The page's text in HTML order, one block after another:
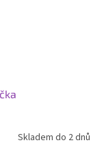
Skladem do 2 dnů